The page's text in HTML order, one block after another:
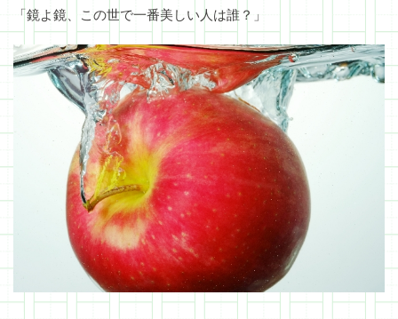
「鏡よ鏡、この世で一番美しい人は誰？」